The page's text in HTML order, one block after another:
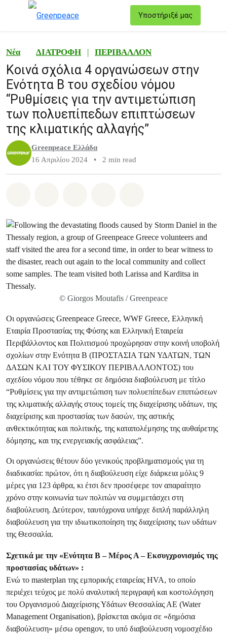
Υποστήριξέ μας
Νέα ΔΙΑΤΡΟΦΗ | ΠΕΡΙΒΑΛΛΟΝ
Κοινά σχόλια 4 οργανώσεων στην
Ενότητα Β του σχεδίου νόμου
“Ρυθμίσεις για την αντιμετώπιση
των πολυεπίπεδων επιπτώσεων
της κλιματικής αλλαγής”
Greenpeace Ελλάδα
16 Απριλίου 2024
• 2 min read
© Giorgos Moutafis / Greenpeace
Οι οργανώσεις Greenpeace Greece, WWF Greece, Ελληνική
Εταιρία Προστασίας της Φύσης και Ελληνική Εταιρεία
Περιβάλλοντος και Πολιτισμού προχώρησαν στην κοινή υποβολή
σχολίων στην Ενότητα Β (ΠΡΟΣΤΑΣΙΑ ΤΩΝ ΥΔΑΤΩΝ, ΤΩΝ
ΔΑΣΩΝ ΚΑΙ ΤΟΥ ΦΥΣΙΚΟΥ ΠΕΡΙΒΑΛΛΟΝΤΟΣ) του
σχεδίου νόμου που τέθηκε σε δημόσια διαβούλευση με τίτλο
“Ρυθμίσεις για την αντιμετώπιση των πολυεπίπεδων επιπτώσεων
της κλιματικής αλλαγής στους τομείς της διαχείρισης υδάτων, της
διαχείρισης και προστασίας των δασών, της αστικής
ανθεκτικότητας και πολιτικής, της καταπολέμησης της αυθαίρετης
δόμησης, και της ενεργειακής ασφάλειας”.
Οι οργανώσεις θέτουν δύο γενικούς προβληματισμούς για τη
διαδικασία: πρώτον, ότι η διαβούλευση είχε διάρκεια μόλις 9
μέρες για 123 άρθρα, κι έτσι δεν προσέφερε τον απαραίτητο
χρόνο στην κοινωνία των πολιτών να συμμετάσχει στη
διαβούλευση. Δεύτερον, ταυτόχρονα υπήρχε διπλή παράλληλη
διαβούλευση για την ιδιωτικοποίηση της διαχείρισης των υδάτων
της Θεσσαλία.
Σχετικά με την «Ενότητα Β – Μέρος Α – Εκσυγχρονισμός της
προστασίας υδάτων» :
Ενώ το masterplan της εμπορικής εταιρείας HVA, το οποίο
περιέχει τεύχος με πολύ αναλυτική περιγραφή και κοστολόγηση
του Οργανισμού Διαχείρισης Υδάτων Θεσσαλίας ΑΕ (Water
Management Organisation), βρίσκεται ακόμα σε «δημόσια
διαβούλευση» μέσω opengov, το υπό διαβούλευση νομοσχέδιο